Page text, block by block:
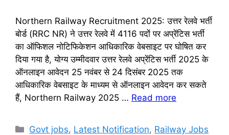
Northern Railway Recruitment 2025: उत्तर रेलवे भर्ती
बोर्ड (RRC NR) ने उत्तर रेलवे में 4116 पदों पर अप्रेंटिस भर्ती
का ऑफिशल नोटिफिकेशन आधिकारिक वेबसाइट पर घोषित कर
दिया गया है, योग्य उम्मीदवार उत्तर रेलवे अप्रेंटिस भर्ती 2025 के
ऑनलाइन आवेदन 25 नवंबर से 24 दिसंबर 2025 तक
आधिकारिक वेबसाइट के माध्यम से ऑनलाइन आवेदन कर सकते
हैं, Northern Railway 2025 … Read more
Categories
Govt jobs, Latest Notification, Railway Jobs